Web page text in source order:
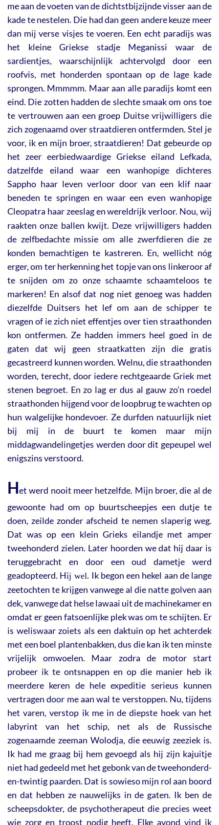
me aan de voeten van de dichtstbijzijnde visser aan de
kade te nestelen. Die had dan geen andere keuze meer
dan mij verse visjes te voeren. Een echt paradijs was
het kleine Griekse stadje Meganissi waar de
sardientjes, waarschijnlijk achtervolgd door een
roofvis, met honderden spontaan op de lage kade
sprongen. Mmmmm. Maar aan alle paradijs komt een
eind. Die zotten hadden de slechte smaak om ons toe
te vertrouwen aan een groep Duitse vrijwilligers die
zich zogenaamd over straatdieren ontfermden. Stel je
voor, ik en mijn broer, straatdieren! Dat gebeurde op
het zeer eerbiedwaardige Griekse eiland Lefkada,
datzelfde eiland waar een wanhopige dichteres
Sappho haar leven verloor door van een klif naar
beneden te springen en waar een even wanhopige
Cleopatra haar zeeslag en wereldrijk verloor. Nou, wìj
raakten onze ballen kwijt. Deze vrijwilligers hadden
de zelfbedachte missie om alle zwerfdieren die ze
konden bemachtigen te kastreren. En, wellicht nóg
erger, om ter herkenning het topje van ons linkeroor af
te snijden om zo onze schaamte schaamteloos te
markeren! En alsof dat nog niet genoeg was hadden
diezelfde Duitsers het lef om aan de schipper te
vragen of ie zich niet effentjes over tien straathonden
kon ontfermen. Ze hadden immers heel goed in de
gaten dat wij geen straatkatten zijn die gratis
gecastreerd kunnen worden. Welnu, die straathonden
worden, terecht, door iedere rechtgeaarde Griek met
stenen begroet. En zo lag er dus al gauw zo’n roedel
straathonden hijgend voor de loopbrug te wachten op
hun walgelijke hondevoer. Ze durfden natuurlijk niet
bij mij in de buurt te komen maar mijn
middagwandelingetjes werden door dit gepeupel wel
enigszins verstoord.
Het werd nooit meer hetzelfde. Mijn broer, die al de
gewoonte had om op buurtscheepjes een dutje te
doen, zeilde zonder afscheid te nemen slaperig weg.
Dat was op een klein Grieks eilandje met amper
tweehonderd zielen. Later hoorden we dat hij daar is
teruggebracht en door een oud dametje werd
geadopteerd. Hìj wel. Ik begon een hekel aan de lange
zeetochten te krijgen vanwege al die natte golven aan
dek, vanwege dat helse lawaai uit de machinekamer en
omdat er geen fatsoenlijke plek was om te schijten. Er
is weliswaar zoiets als een daktuin op het achterdek
met een boel plantenbakken, dus die kan ik ten minste
vrijelijk omwoelen. Maar zodra de motor start
probeer ik te ontsnappen en op die manier heb ik
meerdere keren de hele expeditie serieus kunnen
vertragen door me aan wal te verstoppen. Nu, tijdens
het varen, verstop ik me in de diepste hoek van het
labyrint van het schip, net als de Russische
zogenaamde zeeman Wolodja, die eeuwig zeeziek is.
Ik had me graag bij hem gevoegd als hij zijn kajuitje
niet had gedeeld met het gebonk van de tweehonderd-
en-twintig paarden. Dat is sowieso mijn rol aan boord
en dat hebben ze nauwelijks in de gaten. Ik ben de
scheepsdokter, de psychotherapeut die precies weet
wie zorg en troost nodig heeft. Elke avond vind ik